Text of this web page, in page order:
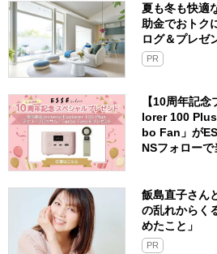
夏も冬も快適
助金でおトク
ログ＆プレゼ
PR
【10周年記
lorer 100
bo Fan」が
NSフォローで
飯島直子さん
の乱れからく
めたこと」
PR